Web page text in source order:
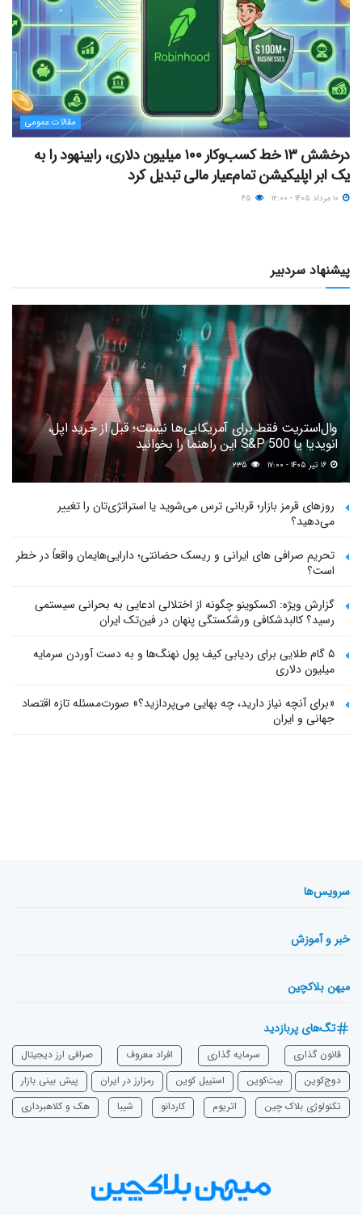
مقالات عمومی
درخشش ۱۳ خط کسب‌وکار ۱۰۰ میلیون دلاری، رابینهود را به
یک ابر اپلیکیشن تمام‌عیار مالی تبدیل کرد
پیشنهاد سردبیر
وال‌استریت فقط برای آمریکایی‌ها نیست؛ قبل از خرید اپل،
انویدیا یا S&P 500 این راهنما را بخوانید
۲۳۵
روزهای قرمز بازار؛ قربانی ترس می‌شوید یا استراتژی‌تان را تغییر
می‌دهید؟
تحریم صرافی های ایرانی و ریسک حضانتی؛ دارایی‌هایمان واقعاً در خطر
است؟
گزارش ویژه: اکسکوینو چگونه از اختلالی ادعایی به بحرانی سیستمی
رسید؟ کالبدشکافی ورشکستگی پنهان در فین‌تک ایران
۵ گام طلایی برای ردیابی کیف پول‌ نهنگ‌ها و به دست آوردن سرمایه
میلیون دلاری
«برای آنچه نیاز دارید، چه بهایی می‌پردازید؟» صورت‌مسئله تازه اقتصاد
جهانی و ایران
سرویس‌ها
خبر و آموزش
میهن بلاکچین
تگ‌های پربازدید
قانون گذاری سرمایه‌ گذاری افراد معروف
صرافی ارز دیجیتال
دوج‌کوین
بیت‌کوین استیبل کوین رمزارز در ایران
پیش بینی بازار
تکنولوژی بلاک چین
اتریوم ‌کاردانو شیبا هک و کلاهبرداری